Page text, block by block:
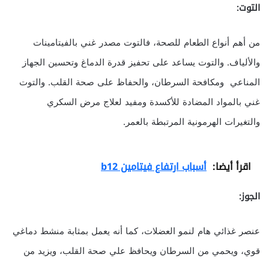
التوت:
من أهم أنواع الطعام للصحة، فالتوت مصدر غني بالفيتامينات
والألياف. والتوت يساعد على تحفيز قدرة الدماغ وتحسين الجهاز
المناعي ومكافحة السرطان، والحفاظ على صحة القلب. والتوت
غني بالمواد المضادة للأكسدة ومفيد لعلاج مرض السكري
والتغيرات الهرمونية المرتبطة بالعمر.
اقرأ أيضا: أسباب ارتفاع فيتامين b12
الجوز:
عنصر غذائي هام لنمو العضلات، كما أنه يعمل بمثابة منشط دماغي
قوي، ويحمي من السرطان ويحافظ علي صحة القلب، ويزيد من